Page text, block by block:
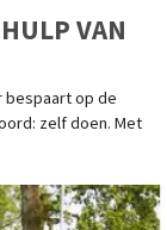
VAN
bespaart op de
zelf doen. Met